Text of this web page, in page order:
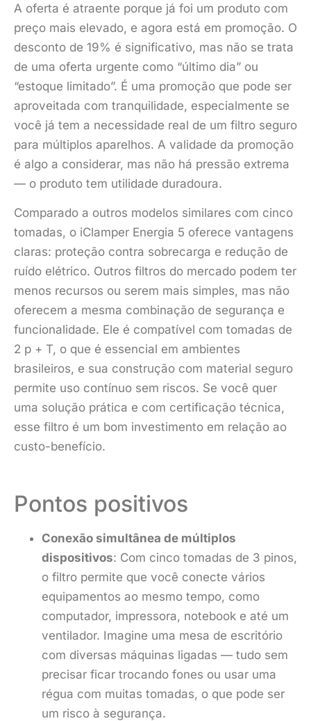
A oferta é atraente porque já foi um produto com
preço mais elevado, e agora está em promoção. O
desconto de 19% é significativo, mas não se trata
de uma oferta urgente como “último dia” ou
“estoque limitado”. É uma promoção que pode ser
aproveitada com tranquilidade, especialmente se
você já tem a necessidade real de um filtro seguro
para múltiplos aparelhos. A validade da promoção
é algo a considerar, mas não há pressão extrema
— o produto tem utilidade duradoura.
Comparado a outros modelos similares com cinco
tomadas, o iClamper Energia 5 oferece vantagens
claras: proteção contra sobrecarga e redução de
ruído elétrico. Outros filtros do mercado podem ter
menos recursos ou serem mais simples, mas não
oferecem a mesma combinação de segurança e
funcionalidade. Ele é compatível com tomadas de
2 p + T, o que é essencial em ambientes
brasileiros, e sua construção com material seguro
permite uso contínuo sem riscos. Se você quer
uma solução prática e com certificação técnica,
esse filtro é um bom investimento em relação ao
custo-benefício.
Pontos positivos
Conexão simultânea de múltiplos
dispositivos: Com cinco tomadas de 3 pinos,
o filtro permite que você conecte vários
equipamentos ao mesmo tempo, como
computador, impressora, notebook e até um
ventilador. Imagine uma mesa de escritório
com diversas máquinas ligadas — tudo sem
precisar ficar trocando fones ou usar uma
régua com muitas tomadas, o que pode ser
um risco à segurança.